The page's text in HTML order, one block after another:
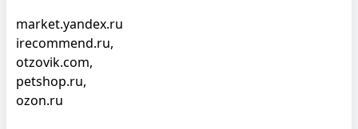
market.yandex.ru
irecommend.ru,
otzovik.com,
petshop.ru,
ozon.ru